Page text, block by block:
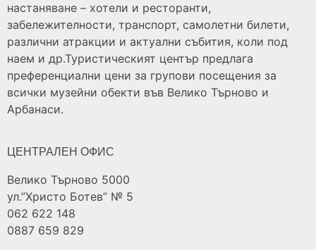
настаняване – хотели и ресторанти,
забележителности, транспорт, самолетни билети,
различни атракции и актуални събития, коли под
наем и др.Туристическият център предлага
преференциални цени за групови посещения за
всички музейни обекти във Велико Търново и
Арбанаси.
ЦЕНТРАЛЕН ОФИС
Велико Търново 5000
ул.”Христо Ботев” № 5
062 622 148
0887 659 829